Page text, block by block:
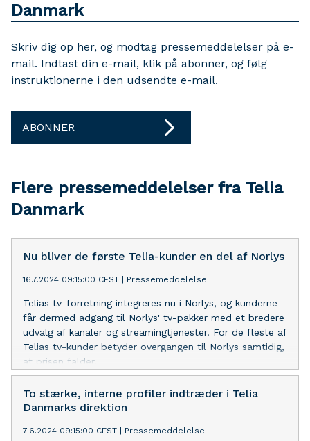
Danmark
Skriv dig op her, og modtag pressemeddelelser på e-
mail. Indtast din e-mail, klik på abonner, og følg
instruktionerne i den udsendte e-mail.
ABONNER
Flere pressemeddelelser fra Telia
Danmark
Nu bliver de første Telia-kunder en del af Norlys
16.7.2024 09:15:00 CEST | Pressemeddelelse
Telias tv-forretning integreres nu i Norlys, og kunderne
får dermed adgang til Norlys' tv-pakker med et bredere
udvalg af kanaler og streamingtjenester. For de fleste af
Telias tv-kunder betyder overgangen til Norlys samtidig,
at prisen falder.
To stærke, interne profiler indtræder i Telia
Danmarks direktion
7.6.2024 09:15:00 CEST | Pressemeddelelse